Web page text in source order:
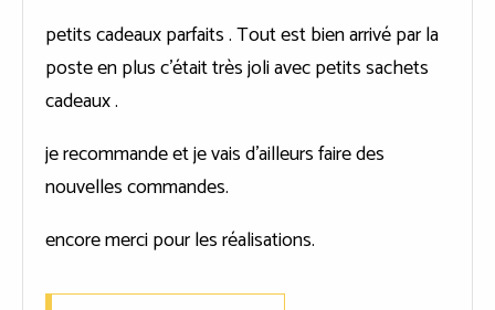
petits cadeaux parfaits . Tout est bien arrivé par la
poste en plus c'était très joli avec petits sachets
cadeaux .
je recommande et je vais d'ailleurs faire des
nouvelles commandes.
encore merci pour les réalisations.